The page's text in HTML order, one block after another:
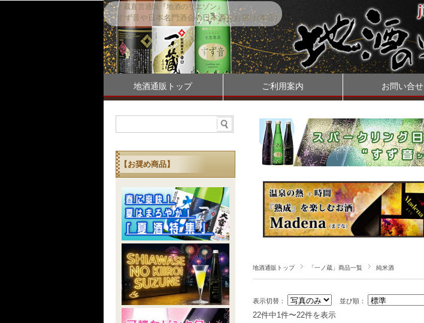
一ノ蔵直営通販『地酒のリエゾン』
すず音や日本名門酒会の日本酒をお届け(本店)
地酒通販トップ ご利用案内 お問い合せ
地酒通販トップ 「一ノ蔵」商品一覧 純米酒
表示切替： 並び順：
22件中1件〜22件を表示
【お奨め商品】